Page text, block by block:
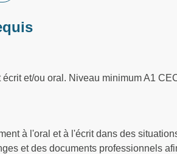
et/ou oral. Niveau minimum A1
à l'oral et à l'écrit dans des
et des documents professionnels